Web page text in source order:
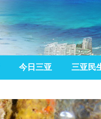
今日三亚 三亚民